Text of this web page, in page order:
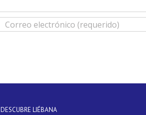
DESCUBRE LIÉBANA